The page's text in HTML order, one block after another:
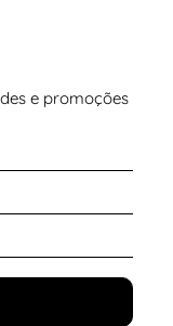
e promoções